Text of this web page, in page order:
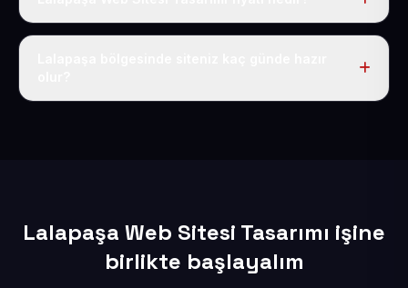
Tek fiyat uygulanır: yıllık 50 USD + KDV. Bu bedele alan
Lalapaşa Web Sitesi Tasarımı işine
birlikte başlayalım